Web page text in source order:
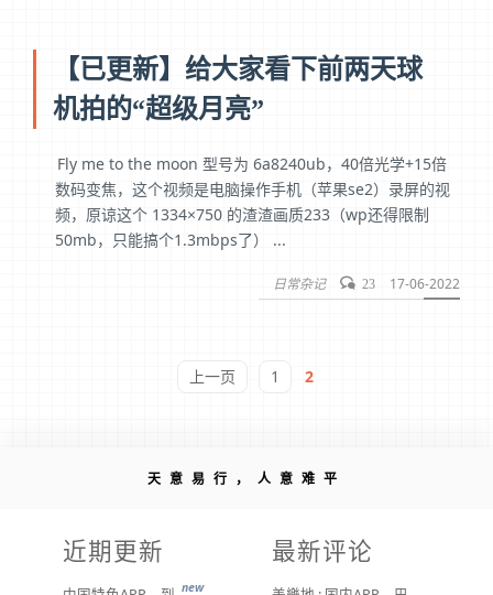
【已更新】给大家看下前两天球
机拍的“超级月亮”
Fly me to the moon 型号为 6a8240ub，40倍光学+15倍
数码变焦，这个视频是电脑操作手机（苹果se2）录屏的视
频，原谅这个 1334×750 的渣渣画质233（wp还得限制
50mb，只能搞个1.3mbps了） ...
日常杂记 23 17-06-2022
上一页 1 2
天意易行，人意难平
近期更新
new
最新评论